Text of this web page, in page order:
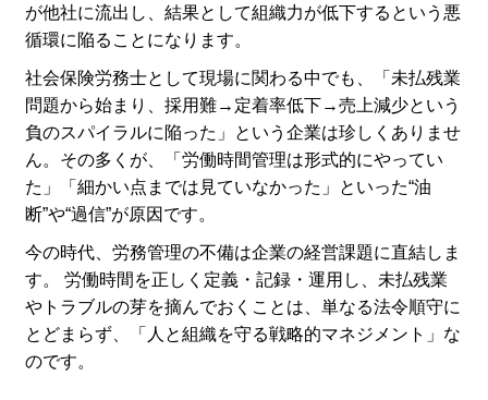
が他社に流出し、結果として組織力が低下するという悪
循環に陥ることになります。
社会保険労務士として現場に関わる中でも、「未払残業
問題から始まり、採用難→定着率低下→売上減少という
負のスパイラルに陥った」という企業は珍しくありませ
ん。その多くが、「労働時間管理は形式的にやってい
た」「細かい点までは見ていなかった」といった“油
断”や“過信”が原因です。
今の時代、労務管理の不備は企業の経営課題に直結しま
す。 労働時間を正しく定義・記録・運用し、未払残業
やトラブルの芽を摘んでおくことは、単なる法令順守に
とどまらず、「人と組織を守る戦略的マネジメント」な
のです。